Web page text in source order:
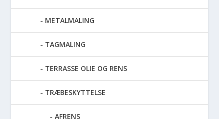
METALMALING
TAGMALING
TERRASSE OLIE OG RENS
TRÆBESKYTTELSE
AFRENS